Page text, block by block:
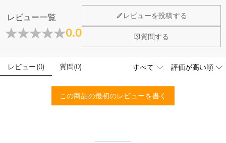
レビュー一覧
0.0
レビューを投稿する
質問する
レビュー(0) 質問(0)
この商品の最初のレビューを書く
ホーム＆雑貨
大量注文の制作は承っておりますか？
はい、対応可能です。ご希望の数量、デザイン、文字内容、ご
いたします。お気軽にお問い合わせください。
ードする画像に要求や制限等はありますか？
商品のベスト効果のために、お写真を選ぶ際に可能な限り最高
配送＆返品について